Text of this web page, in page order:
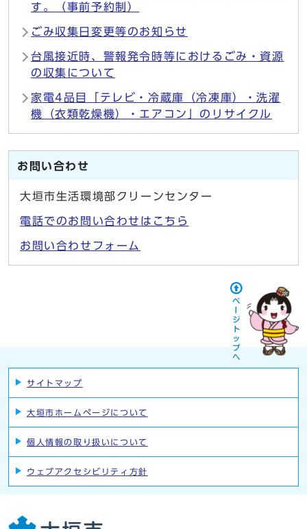
す。（事前予約制）
ごみ収集日変更等のお知らせ
台風接近時、警報発令時等におけるごみ・資源
の収集について
家電4品目「テレビ・冷蔵庫（冷凍庫）・洗濯
機（衣類乾燥機）・エアコン」のリサイクル
お問い合わせ
大垣市生活環境部クリーンセンター
電話でのお問い合わせはこちら
お問い合わせフォーム
サイトマップ
大垣市ホームページについて
個人情報の取り扱いについて
ウェブアクセシビリティ方針